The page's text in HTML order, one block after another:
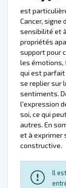
est
Cancer, signe
sensibilité et
propriétés
support pour
les émotions,
qui est parfait
se replier sur
sentiments.
l'expression
soi, ce qui
autres. En
et à exprimer
constructive.
Il